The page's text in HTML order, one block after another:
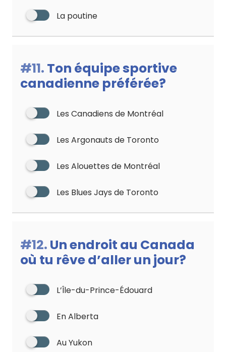
La poutine
#11. Ton équipe sportive
canadienne préférée?
Les Canadiens de Montréal
Les Argonauts de Toronto
Les Alouettes de Montréal
Les Blues Jays de Toronto
#12. Un endroit au Canada
où tu rêve d’aller un jour?
L’Île-du-Prince-Édouard
En Alberta
Au Yukon